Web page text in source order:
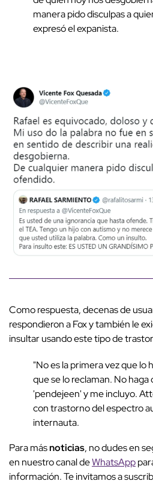
manera pido disculpas a
expresó el expanista.
Como respuesta, decenas de
respondieron a Fox y también le
insultar usando este tipo de
"No es la primera vez que lo
que se lo reclaman. No haga
'pendejeen' y me incluyo.
con trastorno del espectro
internauta.
Para másnoticias, no dudes en
en nuestro canal deWhatsApp
información. Te invitamos a